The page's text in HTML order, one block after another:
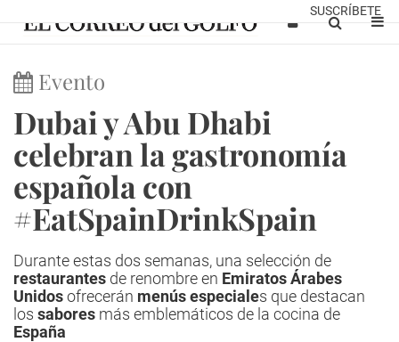
SUSCRÍBETE
Evento
Dubai y Abu Dhabi
celebran la gastronomía
española con
#EatSpainDrinkSpain
Durante estas dos semanas, una selección de
restaurantes de renombre en Emiratos Árabes
Unidosofrecerán menús especiales que destacan
los sabores más emblemáticos de la cocina de
España